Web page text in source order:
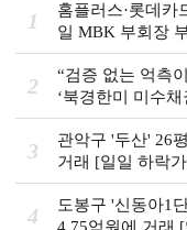
1
홈플러스·롯데카
일 MBK 부회장
2
“검증 없는 억측
‘북경한미 미수
3
관악구 '두산' 26
거래 [일일 하락
4
도봉구 '신동아1